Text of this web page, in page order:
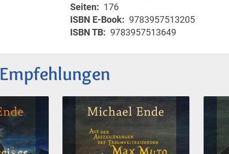
Seiten
176
ISBN E-Book
9783957513205
ISBN TB
9783957513649
Empfehlungen